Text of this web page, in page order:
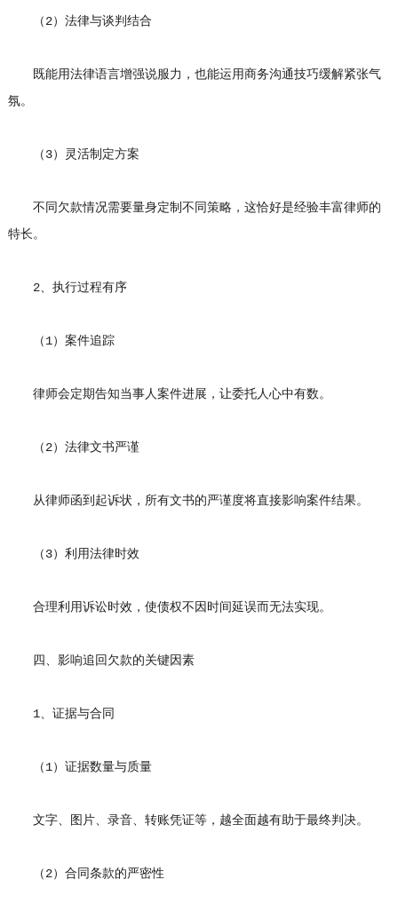
（2）法律与谈判结合
既能用法律语言增强说服力，也能运用商务沟通技巧缓解紧张气
氛。
（3）灵活制定方案
不同欠款情况需要量身定制不同策略，这恰好是经验丰富律师的
特长。
2、执行过程有序
（1）案件追踪
律师会定期告知当事人案件进展，让委托人心中有数。
（2）法律文书严谨
从律师函到起诉状，所有文书的严谨度将直接影响案件结果。
（3）利用法律时效
合理利用诉讼时效，使债权不因时间延误而无法实现。
四、影响追回欠款的关键因素
1、证据与合同
（1）证据数量与质量
文字、图片、录音、转账凭证等，越全面越有助于最终判决。
（2）合同条款的严密性